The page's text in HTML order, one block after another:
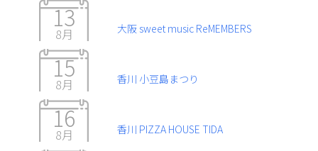
13
8月 大阪 sweet music ReMEMBERS
15
8月 香川 小豆島まつり
16
8月 香川 PIZZA HOUSE TIDA